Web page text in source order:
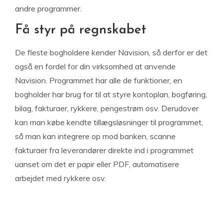
andre programmer.
Få styr på regnskabet
De fleste bogholdere kender Navision, så derfor er det
også en fordel for din virksomhed at anvende
Navision. Programmet har alle de funktioner, en
bogholder har brug for til at styre kontoplan, bogføring,
bilag, fakturaer, rykkere, pengestrøm osv. Derudover
kan man købe kendte tillægsløsninger til programmet,
så man kan integrere op mod banken, scanne
fakturaer fra leverandører direkte ind i programmet
uanset om det er papir eller PDF, automatisere
arbejdet med rykkere osv.